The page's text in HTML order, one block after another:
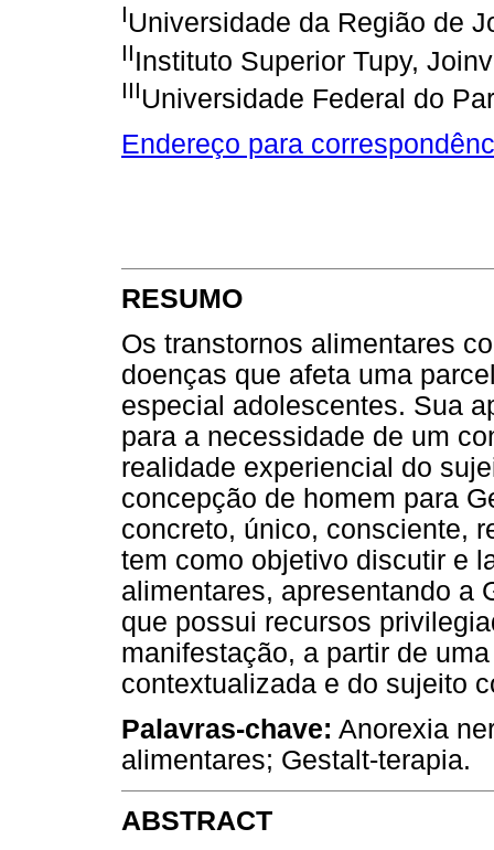
IUniversidade da Região de
IIInstituto Superior Tupy,
IIIUniversidade Federal do
Endereço para
RESUMO
Os transtornos alimentares
doenças que afeta uma
especial adolescentes. Sua
para a necessidade de um
realidade experiencial do
concepção de homem para
concreto, único, consciente,
tem como objetivo discutir e
alimentares, apresentando a
que possui recursos
manifestação, a partir de
contextualizada e do sujeito
Palavras-chave: Anorexia
alimentares; Gestalt-terapia.
ABSTRACT